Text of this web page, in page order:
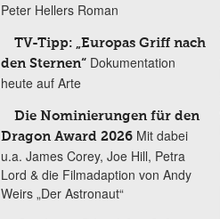
Peter Hellers Roman
TV-Tipp: „Europas Griff nach
den Sternen“ Dokumentation
heute auf Arte
Die Nominierungen für den
Dragon Award 2026 Mit dabei
u.a. James Corey, Joe Hill, Petra
Lord & die Filmadaption von Andy
Weirs „Der Astronaut“